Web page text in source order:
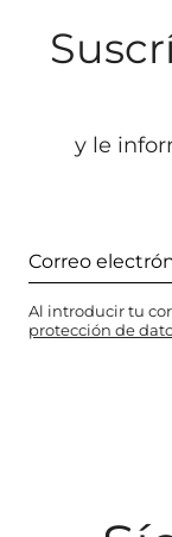
y le
Al introducir tu
protección de